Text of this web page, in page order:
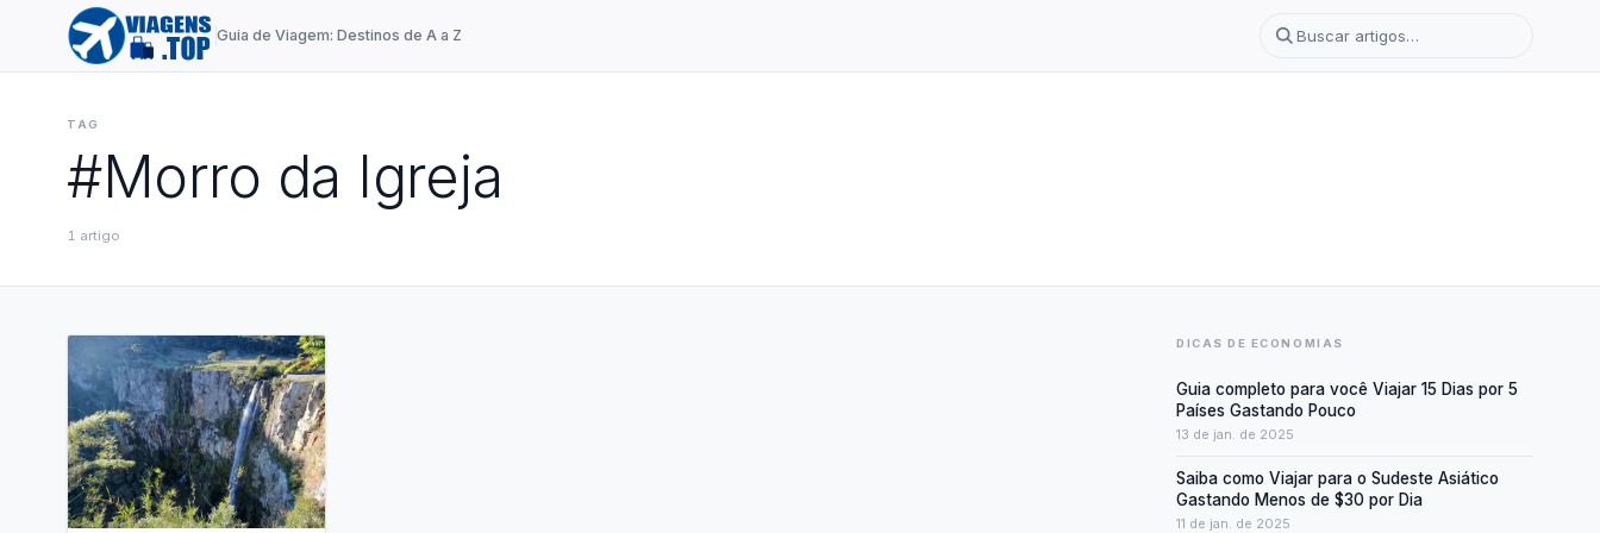
Guia de Viagem: Destinos de A a Z
TAG
#Morro da Igreja
1 artigo
DICAS DE ECONOMIAS
Guia completo para você Viajar 15 Dias por 5
Países Gastando Pouco
13 de jan. de 2025
Saiba como Viajar para o Sudeste Asiático
Gastando Menos de $30 por Dia
11 de jan. de 2025